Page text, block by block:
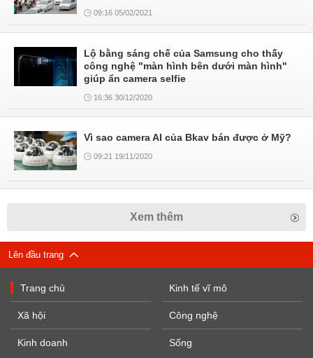
09:16 05/02/2021
Lộ bằng sáng chế của Samsung cho thấy
công nghệ "màn hình bên dưới màn hình"
giúp ẩn camera selfie
16:36 30/12/2020
Vì sao camera AI của Bkav bán được ở Mỹ?
09:21 19/11/2020
Xem thêm
Lên đầu trang
Trang chủ
Xã hội
Kinh doanh
Kinh tế vĩ mô
Công nghệ
Sống